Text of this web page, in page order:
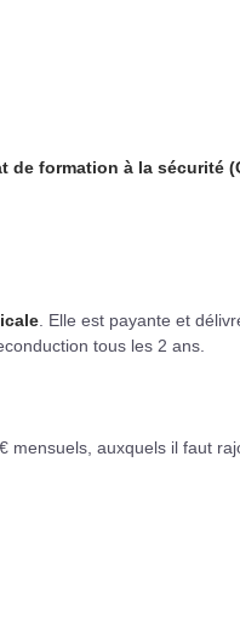
de formation à la sécurité
. Elle est payante et
tous les 2 ans.
mensuels, auxquels il faut